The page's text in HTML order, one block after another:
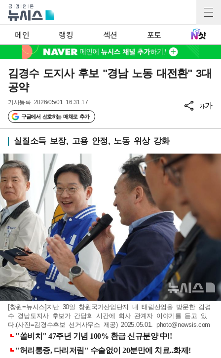
메인 랭킹 섹션 포토
김경수 도지사 후보 "경남 노동 대전환" 3대
공약
기사등록 2026/05/01 16:31:17
구글에서 선호하는 매체로 추가
가가
실질소득 보장, 고용 안정, 노동 위상 강화
[창원=뉴시스]지난 30일 창원국가산업단지 내 태림산업을 방문한 김경
수 경남도지사 후보가 간담회 시간에 회사 관계자 이야기를 듣고 있
다.(사진=김경수후보 선거사무소 제공) 2025.05.01. photo@newsis.com